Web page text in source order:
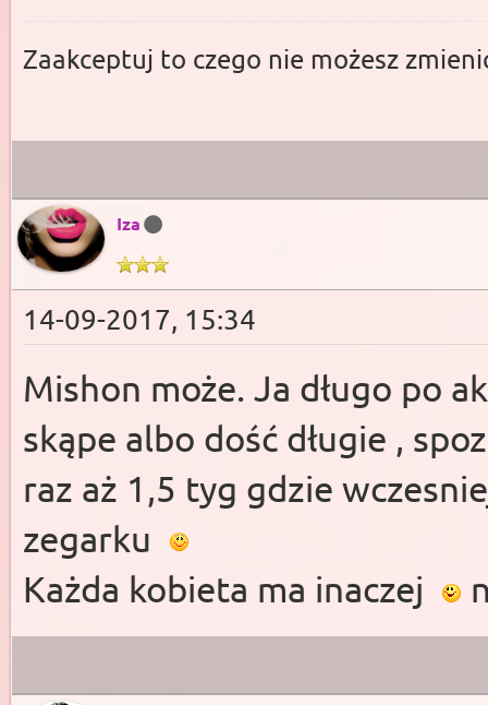
Zaakceptuj to czego nie możesz
Iza
14-09-2017, 15:34
Mishon może. Ja długo po
skąpe albo dość długie ,
raz aż 1,5 tyg gdzie
zegarku
Każda kobieta ma inaczej